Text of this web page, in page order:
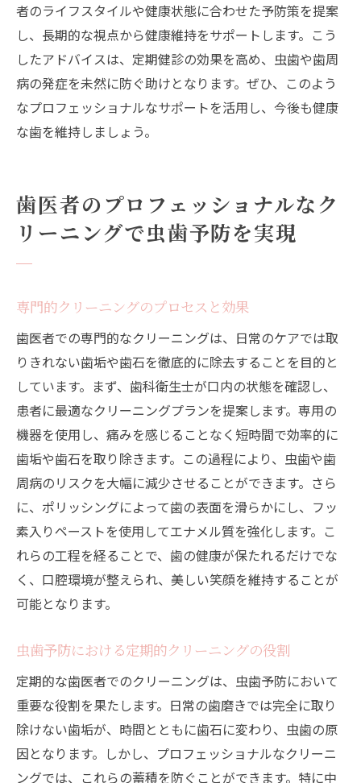
者のライフスタイルや健康状態に合わせた予防策を提案
し、長期的な視点から健康維持をサポートします。こう
したアドバイスは、定期健診の効果を高め、虫歯や歯周
病の発症を未然に防ぐ助けとなります。ぜひ、このよう
なプロフェッショナルなサポートを活用し、今後も健康
な歯を維持しましょう。
歯医者のプロフェッショナルなク
リーニングで虫歯予防を実現
専門的クリーニングのプロセスと効果
歯医者での専門的なクリーニングは、日常のケアでは取
りきれない歯垢や歯石を徹底的に除去することを目的と
しています。まず、歯科衛生士が口内の状態を確認し、
患者に最適なクリーニングプランを提案します。専用の
機器を使用し、痛みを感じることなく短時間で効率的に
歯垢や歯石を取り除きます。この過程により、虫歯や歯
周病のリスクを大幅に減少させることができます。さら
に、ポリッシングによって歯の表面を滑らかにし、フッ
素入りペーストを使用してエナメル質を強化します。こ
れらの工程を経ることで、歯の健康が保たれるだけでな
く、口腔環境が整えられ、美しい笑顔を維持することが
可能となります。
虫歯予防における定期的クリーニングの役割
定期的な歯医者でのクリーニングは、虫歯予防において
重要な役割を果たします。日常の歯磨きでは完全に取り
除けない歯垢が、時間とともに歯石に変わり、虫歯の原
因となります。しかし、プロフェッショナルなクリーニ
ングでは、これらの蓄積を防ぐことができます。特に中